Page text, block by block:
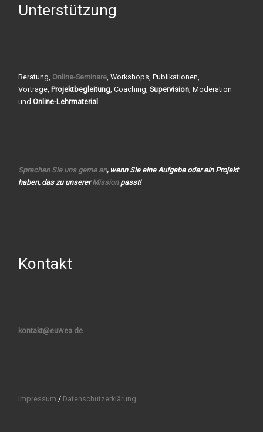
Unterstützung
Beratung, Online-Seminare, Workshops, Publikationen,
Vorträge, Projektbegleitung, Coaching, Supervision, Moderation
und Online-Lehrmaterial.
Sprechen Sie uns gerne an, wenn Sie eine Aufgabe oder ein Projekt
haben, das zu unsererMissionpasst!
Kontakt
kontakt@euwea.de
Impressum / Datenschutzerklärung